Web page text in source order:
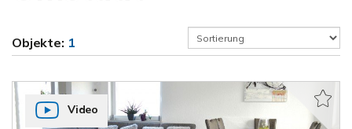
Objekte: 1
Video